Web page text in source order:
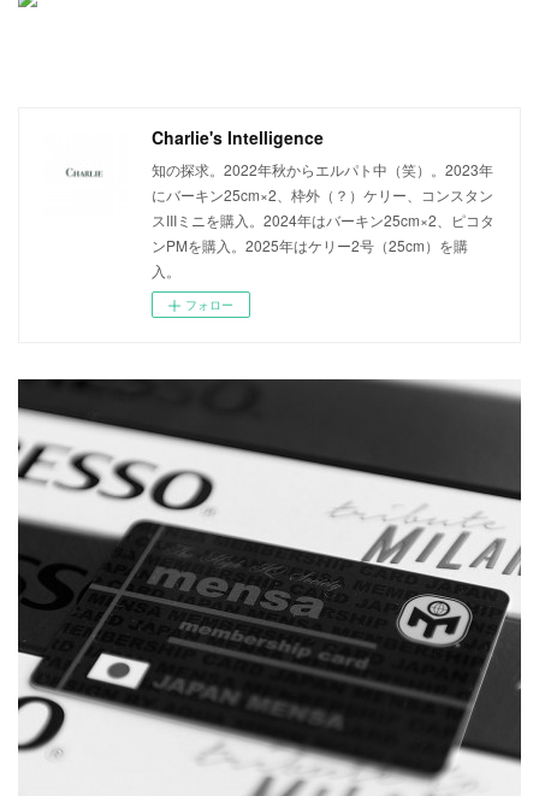
Charlie's Intelligence
知の探求。2022年秋からエルパト中（笑）。2023年
にバーキン25cm×2、枠外（？）ケリー、コンスタン
スIIIミニを購入。2024年はバーキン25cm×2、ピコタ
ンPMを購入。2025年はケリー2号（25cm）を購
入。
フォロー